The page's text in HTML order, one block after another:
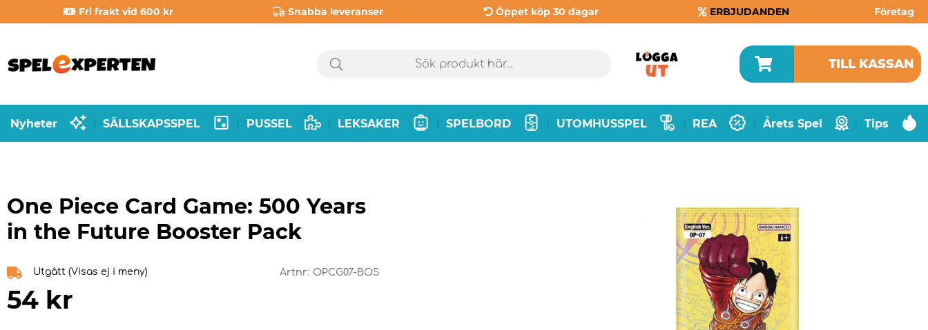
Fri frakt vid 600 kr Snabba leveranser Öppet köp 30 dagar ERBJUDANDEN Företag
TILL KASSAN
Nyheter SÄLLSKAPSSPEL PUSSEL LEKSAKER SPELBORD UTOMHUSSPEL REA Årets Spel Tips
One Piece Card Game: 500 Years
in the Future Booster Pack
Utgått (Visas ej i meny) Artnr: OPCG07-BOS
54 kr